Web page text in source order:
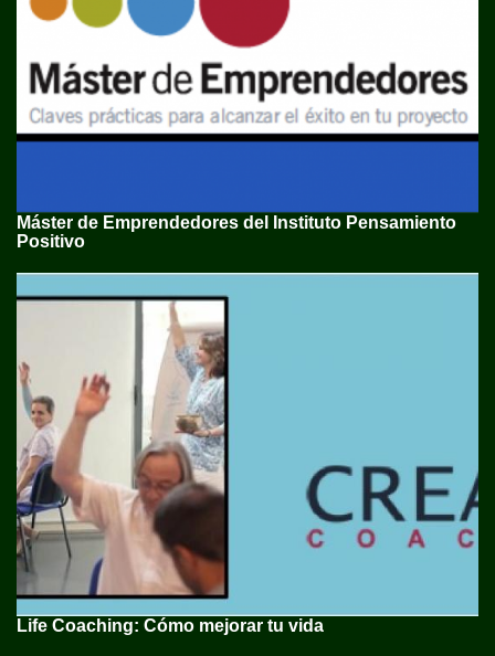
Máster de Emprendedores del Instituto Pensamiento
Positivo
Life Coaching: Cómo mejorar tu vida